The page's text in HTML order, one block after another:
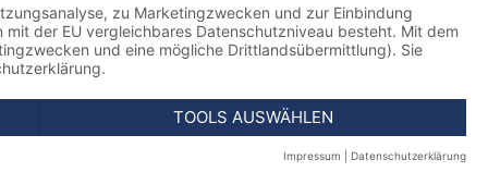
zu Marketingzwecken und zur Einbindung
der EU vergleichbares Datenschutzniveau besteht. Mit dem
und eine mögliche Drittlandsübermittlung). Sie
TOOLS AUSWÄHLEN
Impressum Datenschutzerklärung